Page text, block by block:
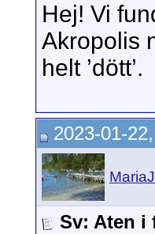
Hej! Vi
Akropolis
helt ’dött’.
2023-01-
MariaJ
Sv: Aten i